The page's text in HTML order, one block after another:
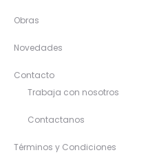
Obras
Novedades
Contacto
Trabaja con nosotros
Contactanos
Términos y Condiciones